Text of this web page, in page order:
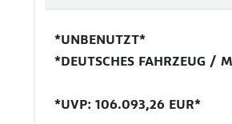
*UNBENUTZT*
*DEUTSCHES FAHRZEUG /
*UVP: 106.093,26 EUR*